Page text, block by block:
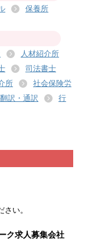
保養所
人材紹介所
司法書士
所
社会保険労
翻訳・通訳
行
い。
ク求人募集会社